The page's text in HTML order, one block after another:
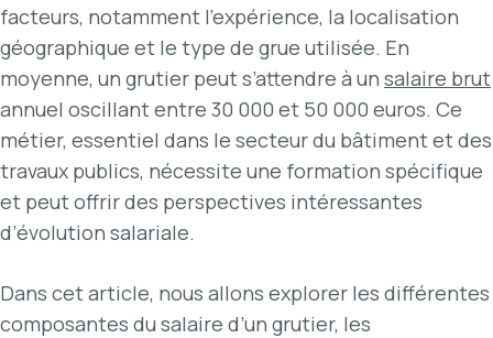
facteurs, notamment l’expérience, la localisation
géographique et le type de grue utilisée. En
moyenne, un grutier peut s’attendre à un salaire brut
annuel oscillant entre 30 000 et 50 000 euros. Ce
métier, essentiel dans le secteur du bâtiment et des
travaux publics, nécessite une formation spécifique
et peut offrir des perspectives intéressantes
d’évolution salariale.
Dans cet article, nous allons explorer les différentes
composantes du salaire d’un grutier, les